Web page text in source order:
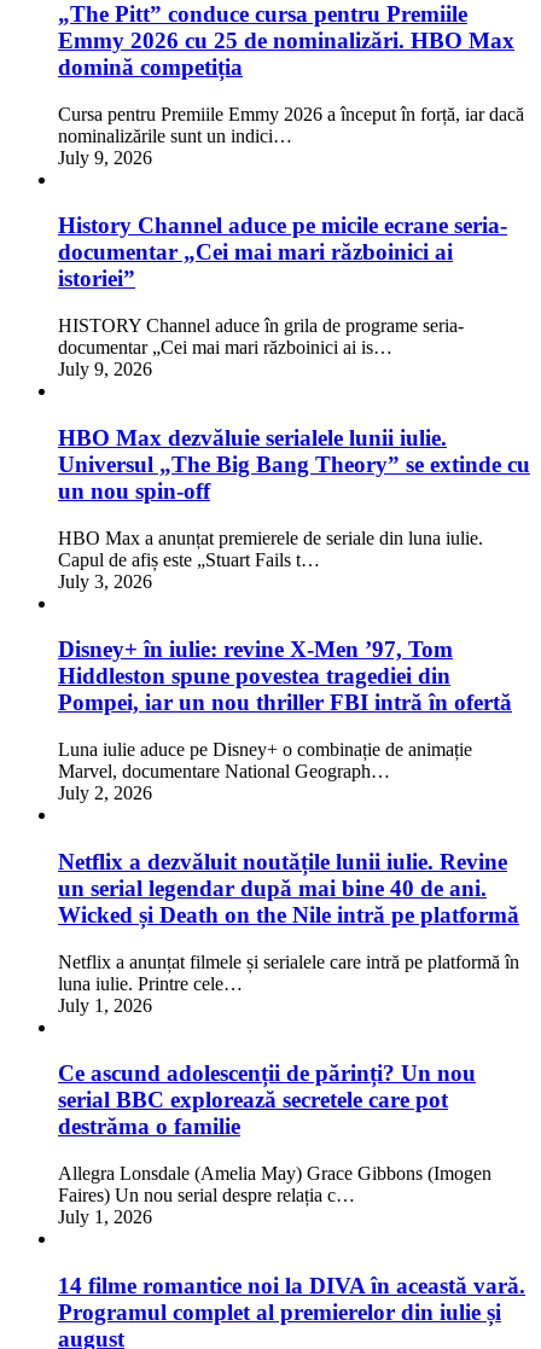
„The Pitt” conduce cursa pentru Premiile
Emmy 2026 cu 25 de nominalizări. HBO Max
domină competiția
Cursa pentru Premiile Emmy 2026 a început în forță, iar dacă
nominalizările sunt un indici…
July 9, 2026
History Channel aduce pe micile ecrane seria-
documentar „Cei mai mari războinici ai
istoriei”
HISTORY Channel aduce în grila de programe seria-
documentar „Cei mai mari războinici ai is…
July 9, 2026
HBO Max dezvăluie serialele lunii iulie.
Universul „The Big Bang Theory” se extinde cu
un nou spin-off
HBO Max a anunțat premierele de seriale din luna iulie.
Capul de afiș este „Stuart Fails t…
July 3, 2026
Disney+ în iulie: revine X-Men ’97, Tom
Hiddleston spune povestea tragediei din
Pompei, iar un nou thriller FBI intră în ofertă
Luna iulie aduce pe Disney+ o combinație de animație
Marvel, documentare National Geograph…
July 2, 2026
Netflix a dezvăluit noutățile lunii iulie. Revine
un serial legendar după mai bine 40 de ani.
Wicked și Death on the Nile intră pe platformă
Netflix a anunțat filmele și serialele care intră pe platformă în
luna iulie. Printre cele…
July 1, 2026
Ce ascund adolescenții de părinți? Un nou
serial BBC explorează secretele care pot
destrăma o familie
Allegra Lonsdale (Amelia May) Grace Gibbons (Imogen
Faires) Un nou serial despre relația c…
July 1, 2026
14 filme romantice noi la DIVA în această vară.
Programul complet al premierelor din iulie și
august